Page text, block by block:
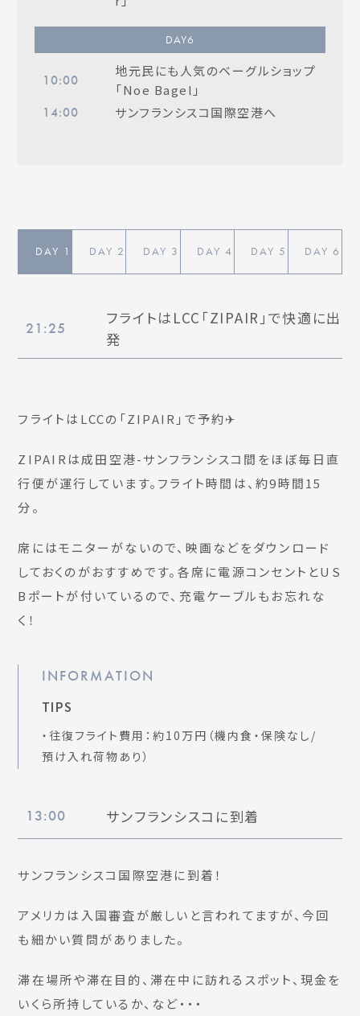
DAY6
10:00
地元民にも人気のベーグルショップ
「Noe Bagel」
14:00 サンフランシスコ国際空港へ
DAY 1 DAY 2 DAY 3 DAY4 DAY5 DAY 6
21:25
フライトはLCC「ZIPAIR」で快適に出
発
フライトはLCCの「ZIPAIR」で予約✈︎
ZIPAIRは成田空港-サンフランシスコ間をほぼ毎日直
行便が運行しています。フライト時間は、約9時間15
分。
席にはモニターがないので、映画などをダウンロード
しておくのがおすすめです。各席に電源コンセントとUS
Bポートが付いているので、充電ケーブルもお忘れな
く！
INFORMATION
TIPS
・往復フライト費用：約10万円（機内食・保険なし/
預け入れ荷物あり）
13:00 サンフランシスコに到着
サンフランシスコ国際空港に到着！
アメリカは入国審査が厳しいと言われてますが、今回
も細かい質問がありました。
滞在場所や滞在目的、滞在中に訪れるスポット、現金を
いくら所持しているか、など・・・